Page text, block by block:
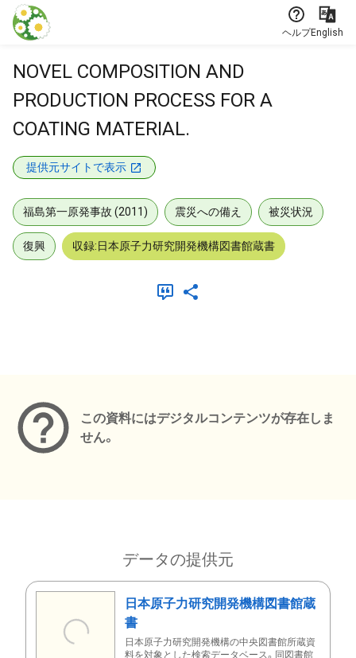
本文に飛ぶ
ヘルプEnglish
NOVEL COMPOSITION AND
PRODUCTION PROCESS FOR A
COATING MATERIAL.
提供元サイトで表示
福島第一原発事故 (2011) 震災への備え 被災状況
復興 収録:日本原子力研究開発機構図書館蔵書
この資料にはデジタルコンテンツが存在しま
せん。
データの提供元
日本原子力研究開発機構図書館蔵
書
日本原子力研究開発機構の中央図書館所蔵資
料を対象とした検索データベース。同図書館